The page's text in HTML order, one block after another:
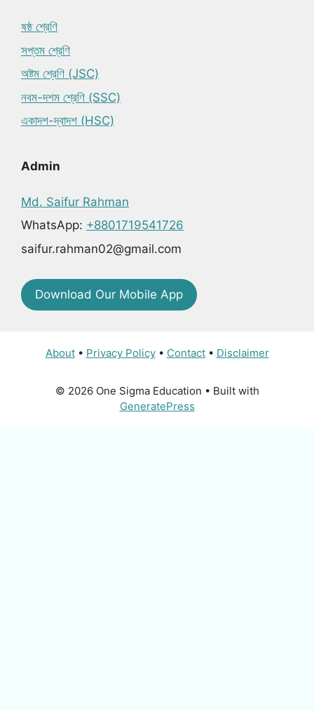
ষষ্ঠ শ্রেণি
সপ্তম শ্রেণি
অষ্টম শ্রেণি (JSC)
নবম-দশম শ্রেণি (SSC)
একাদশ-দ্বাদশ (HSC)
Admin
Md. Saifur Rahman
WhatsApp: +8801719541726
saifur.rahman02@gmail.com
Download Our Mobile App
About• Privacy Policy• Contact• Disclaimer
© 2026 One Sigma Education • Built with
GeneratePress